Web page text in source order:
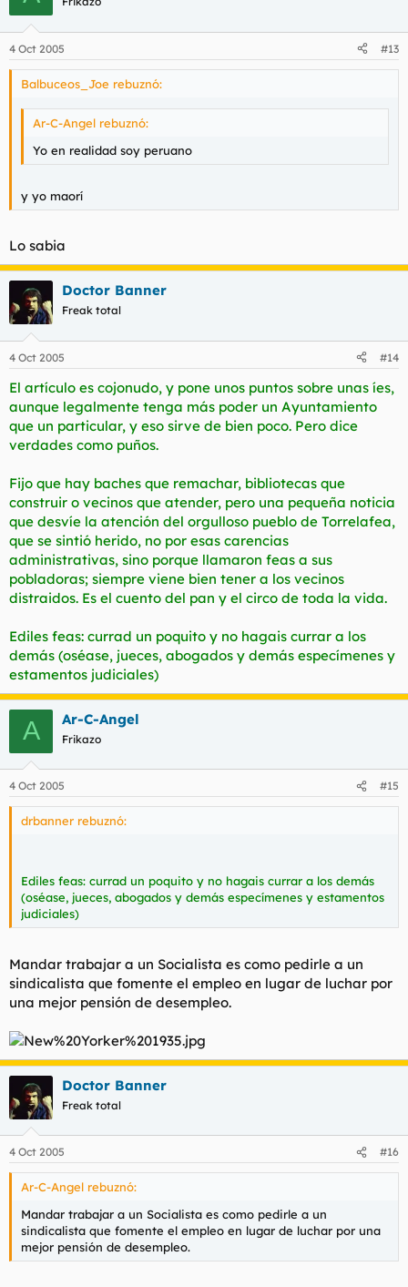
4 Oct 2005 #13
Balbuceos_Joe rebuznó:
Ar-C-Angel rebuznó:
Yo en realidad soy peruano
y yo maorí
Lo sabia
Doctor Banner
Freak total
4 Oct 2005 #14
El artículo es cojonudo, y pone unos puntos sobre unas íes,
aunque legalmente tenga más poder un Ayuntamiento
que un particular, y eso sirve de bien poco. Pero dice
verdades como puños.
Fijo que hay baches que remachar, bibliotecas que
construir o vecinos que atender, pero una pequeña noticia
que desvíe la atención del orgulloso pueblo de Torrelafea,
que se sintió herido, no por esas carencias
administrativas, sino porque llamaron feas a sus
pobladoras; siempre viene bien tener a los vecinos
distraidos. Es el cuento del pan y el circo de toda la vida.
Ediles feas: currad un poquito y no hagais currar a los
demás (oséase, jueces, abogados y demás especímenes y
estamentos judiciales)
A Ar-C-Angel
Frikazo
4 Oct 2005 #15
drbanner rebuznó:
Ediles feas: currad un poquito y no hagais currar a los demás
(oséase, jueces, abogados y demás especímenes y estamentos
judiciales)
Mandar trabajar a un Socialista es como pedirle a un
sindicalista que fomente el empleo en lugar de luchar por
una mejor pensión de desempleo.
Doctor Banner
Freak total
4 Oct 2005 #16
Ar-C-Angel rebuznó:
Mandar trabajar a un Socialista es como pedirle a un
sindicalista que fomente el empleo en lugar de luchar por una
mejor pensión de desempleo.